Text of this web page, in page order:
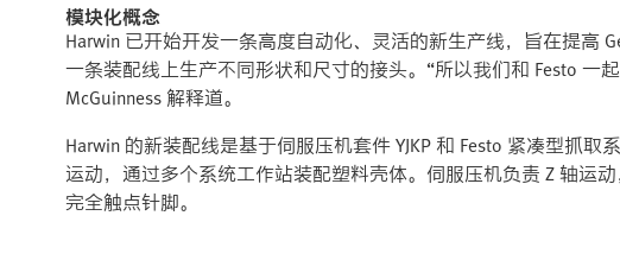
模块化概念
Harwin 已开始开发一条高度自动化、灵活的新生产线，旨在提高
一条装配线上生产不同形状和尺寸的接头。“所以我们和 Festo 一
McGuinness 解释道。
Harwin 的新装配线是基于伺服压机套件 YJKP 和 Festo 紧凑型抓取
运动，通过多个系统工作站装配塑料壳体。伺服压机负责 Z 轴运
完全触点针脚。